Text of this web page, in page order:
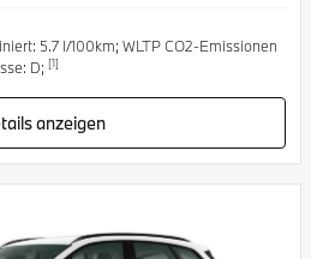
5.7 l/100km; WLTP CO2-Emissionen
D; [1]
anzeigen